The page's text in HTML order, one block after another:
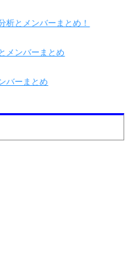
析とメンバーまとめ！
メンバーまとめ
バーまとめ